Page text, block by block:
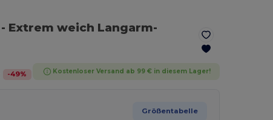
- Extrem weich Langarm-
-49% Kostenloser Versand ab 99 € in diesem Lager!
Größentabelle